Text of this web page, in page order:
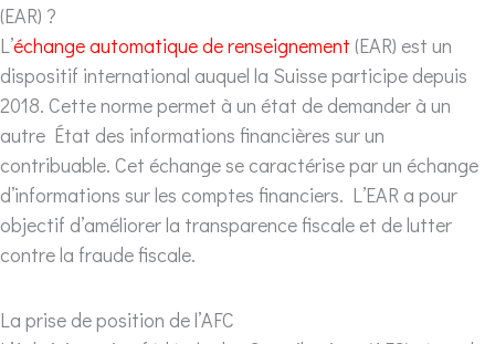
(EAR) ?
L’échange automatique de renseignement (EAR) est un
dispositif international auquel la Suisse participe depuis
2018. Cette norme permet à un état de demander à un
autre État des informations financières sur un
contribuable. Cet échange se caractérise par un échange
d’informations sur les comptes financiers. L’EAR a pour
objectif d’améliorer la transparence fiscale et de lutter
contre la fraude fiscale.
La prise de position de l’AFC